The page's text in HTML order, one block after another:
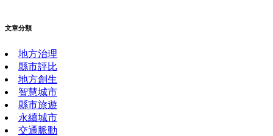
文章分類
地方治理
縣市評比
地方創生
智慧城市
縣市旅遊
永續城市
交通脈動